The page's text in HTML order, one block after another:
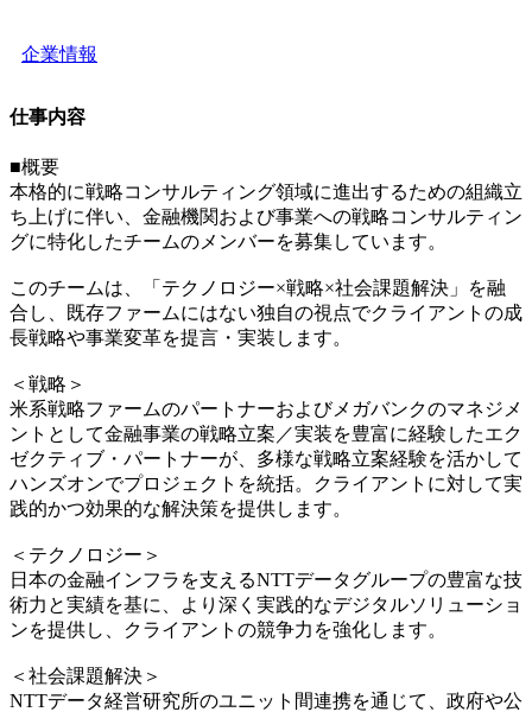
企業情報
仕事内容
■概要
本格的に戦略コンサルティング領域に進出するための組織立
ち上げに伴い、金融機関および事業への戦略コンサルティン
グに特化したチームのメンバーを募集しています。
このチームは、「テクノロジー×戦略×社会課題解決」を融
合し、既存ファームにはない独自の視点でクライアントの成
長戦略や事業変革を提言・実装します。
＜戦略＞
米系戦略ファームのパートナーおよびメガバンクのマネジメ
ントとして金融事業の戦略立案／実装を豊富に経験したエク
ゼクティブ・パートナーが、多様な戦略立案経験を活かして
ハンズオンでプロジェクトを統括。クライアントに対して実
践的かつ効果的な解決策を提供します。
＜テクノロジー＞
日本の金融インフラを支えるNTTデータグループの豊富な技
術力と実績を基に、より深く実践的なデジタルソリューショ
ンを提供し、クライアントの競争力を強化します。
＜社会課題解決＞
NTTデータ経営研究所のユニット間連携を通じて、政府や公